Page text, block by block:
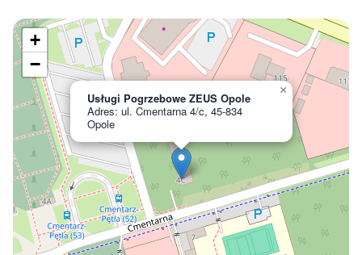
Usługi Pogrzebowe ZEUS Opole
Adres: ul. Cmentarna 4/c, 45-834
Opole
×
+
−